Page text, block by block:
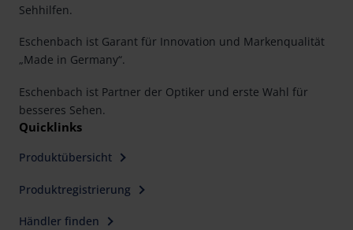
Sehhilfen.
Eschenbach ist Garant für Innovation und Markenqualität
„Made in Germany“.
Eschenbach ist Partner der Optiker und erste Wahl für
besseres Sehen.
Quicklinks
Produktübersicht
Produktregistrierung
Händler finden